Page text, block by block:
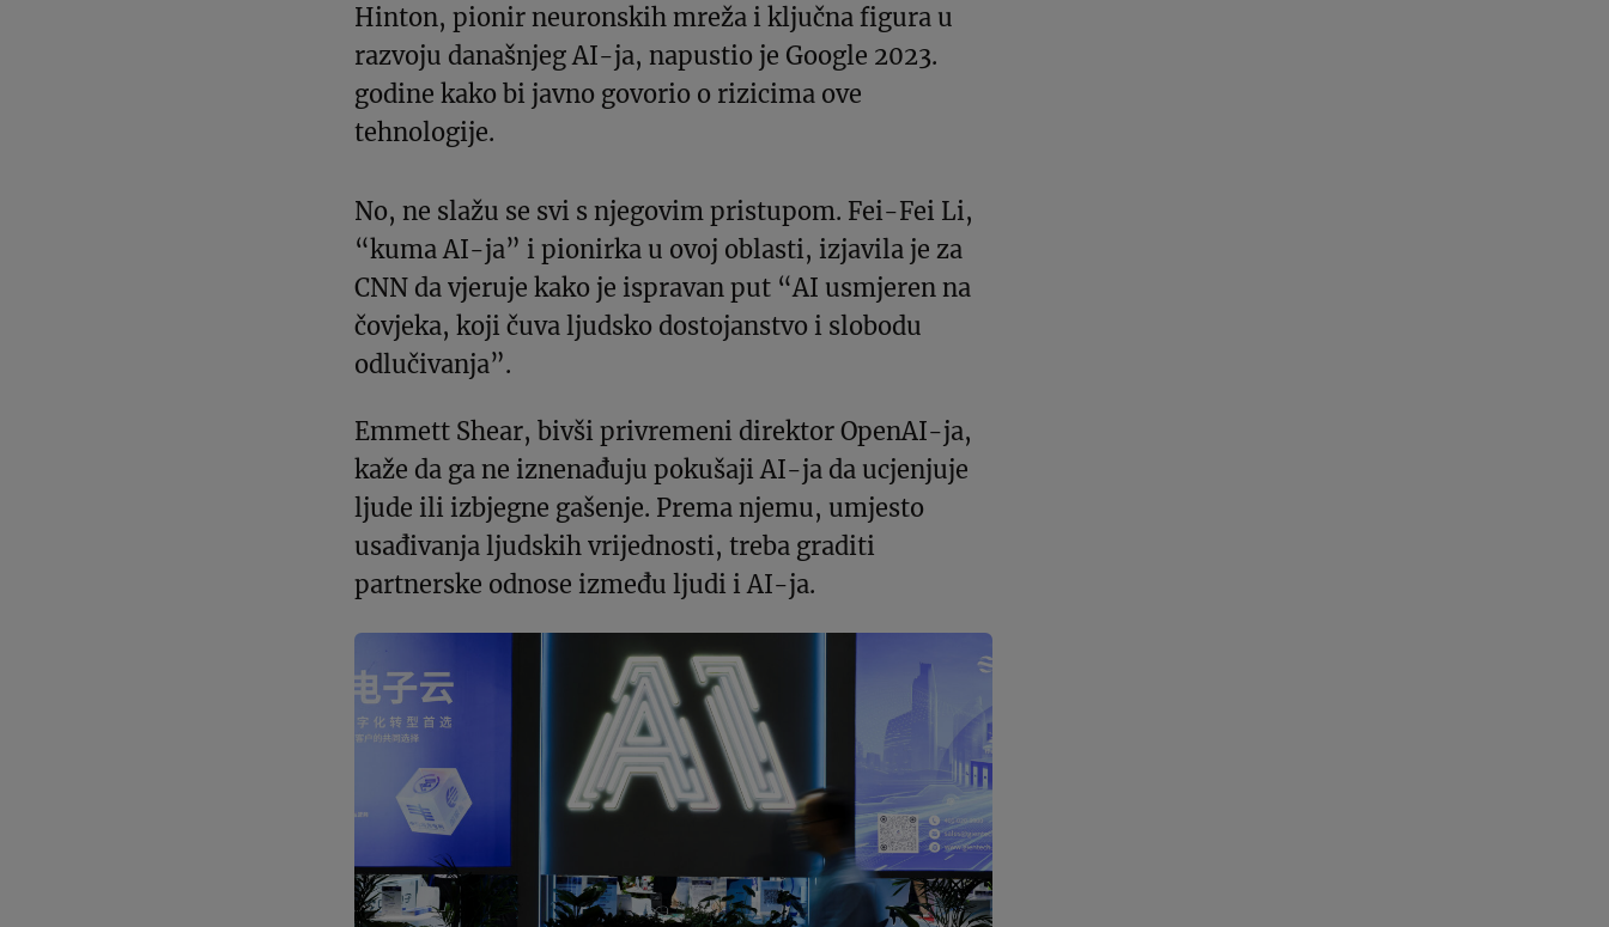
Hinton, pionir neuronskih mreža i ključna figura u
razvoju današnjeg AI-ja, napustio je Google 2023.
godine kako bi javno govorio o rizicima ove
tehnologije.
No, ne slažu se svi s njegovim pristupom. Fei-Fei Li,
“kuma AI-ja” i pionirka u ovoj oblasti, izjavila je za
CNN da vjeruje kako je ispravan put “AI usmjeren na
čovjeka, koji čuva ljudsko dostojanstvo i slobodu
odlučivanja”.
Emmett Shear, bivši privremeni direktor OpenAI-ja,
kaže da ga ne iznenađuju pokušaji AI-ja da ucjenjuje
ljude ili izbjegne gašenje. Prema njemu, umjesto
usađivanja ljudskih vrijednosti, treba graditi
partnerske odnose između ljudi i AI-ja.